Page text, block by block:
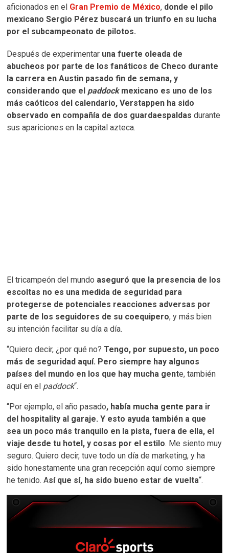
aficionados en el Gran Premio de México, donde el pilo
mexicano Sergio Pérez buscará un triunfo en su lucha
por el subcampeonato de pilotos.
Después de experimentar una fuerte oleada de
abucheos por parte de los fanáticos de Checo durante
la carrera en Austin pasado fin de semana, y
considerando que el paddockmexicano es uno de los
más caóticos del calendario, Verstappen ha sido
observado en compañía de dos guardaespaldasdurante
sus apariciones en la capital azteca.
El tricampeón del mundo aseguró que la presencia de los
escoltas no es una medida de seguridad para
protegerse de potenciales reacciones adversas por
parte de los seguidores de su coequipero, y más bien
su intención facilitar su día a día.
“Quiero decir, ¿por qué no?Tengo, por supuesto, un poco
más de seguridad aquí. Pero siempre hay algunos
países del mundo en los que hay mucha gente, también
aquí en el paddock“.
“Por ejemplo, el año pasado, había mucha gente para ir
del hospitality al garaje. Y esto ayuda también a que
sea un poco más tranquilo en la pista, fuera de ella, el
viaje desde tu hotel, y cosas por el estilo. Me siento muy
seguro. Quiero decir, tuve todo un día de marketing, y ha
sido honestamente una gran recepción aquí como siempre
he tenido. Así que sí, ha sido bueno estar de vuelta“.